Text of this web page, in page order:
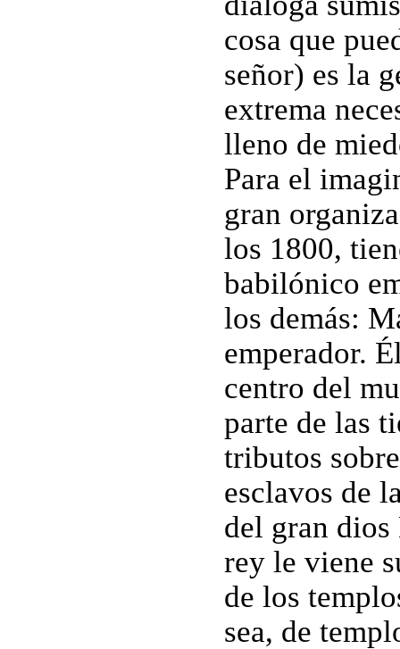
cosa que
señor) es la
extrema
lleno de
Para el
gran
los 1800,
babilónico
los demás:
emperador.
centro del
parte de las
tributos
esclavos de
del gran
rey le viene
de los
sea, de